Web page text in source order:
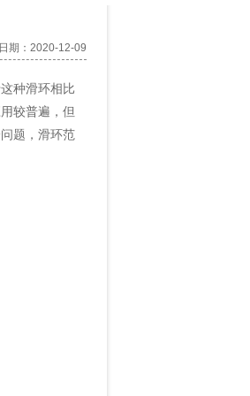
期：2020-12-09
种滑环相比
较普遍，但
题，滑环范